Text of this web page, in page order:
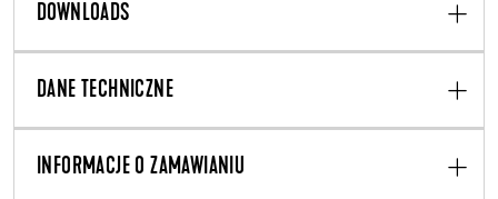
DOWNLOADS
DANE TECHNICZNE
INFORMACJE O ZAMAWIANIU